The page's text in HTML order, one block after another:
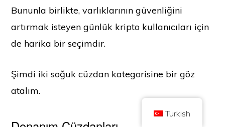
Bununla birlikte, varlıklarının güvenliğini
artırmak isteyen günlük kripto kullanıcıları için
de harika bir seçimdir.
Şimdi iki soğuk cüzdan kategorisine bir göz
atalım.
İçerik bilgilendirme amaçlıdır ve yatırım tavsiyesi değildir. Geçmiş
yapmak risk içerir.
Kripto para, Birleşik Krallık Finansal Davranış Otoritesi tarafından
düzenlenmemektedir ve Birleşik Krallık Finansal Hizmetler Tazminat
bir kısmını ya da tamamını kaybedebilir. Kripto para satışlarından elde
edilen kârlar için sermaye kazancı vergisi uygulanabilir.
BIZE ULAŞIN
Turkish